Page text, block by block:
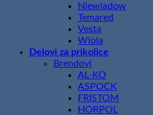
Niewiadow
Temared
Vesta
Wiola
Delovi za prikolice
Brendovi
AL-KO
ASPOCK
FRISTOM
HORPOL